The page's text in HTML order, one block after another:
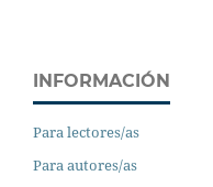
INFORMACIÓN
Para lectores/as
Para autores/as